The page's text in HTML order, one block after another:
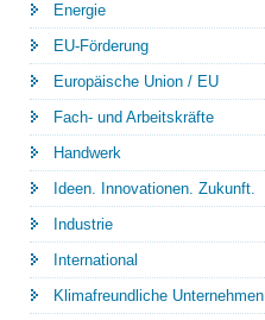
Energie
EU-Förderung
Europäische Union / EU
Fach- und Arbeitskräfte
Handwerk
Ideen. Innovationen. Zukunft.
Industrie
International
Klimafreundliche Unternehmen